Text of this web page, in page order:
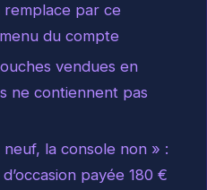
par ce
du compte
vendues en
ne contiennent pas
la console non » :
payée 180 €